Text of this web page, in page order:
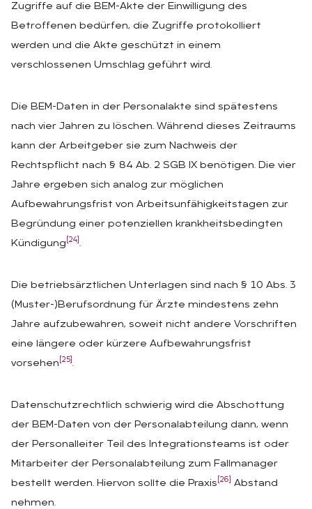
Zugriffe auf die BEM-Akte der Einwilligung des
Betroffenen bedürfen, die Zugriffe protokolliert
werden und die Akte geschützt in einem
verschlossenen Umschlag geführt wird.
Die BEM-Daten in der Personalakte sind spätestens
nach vier Jahren zu löschen. Während dieses Zeitraums
kann der Arbeitgeber sie zum Nachweis der
Rechtspflicht nach § 84 Ab. 2 SGB IX benötigen. Die vier
Jahre ergeben sich analog zur möglichen
Aufbewahrungsfrist von Arbeitsunfähigkeitstagen zur
Begründung einer potenziellen krankheitsbedingten
Kündigung [24] .
Die betriebsärztlichen Unterlagen sind nach § 10 Abs. 3
(Muster-)Berufsordnung für Ärzte mindestens zehn
Jahre aufzubewahren, soweit nicht andere Vorschriften
eine längere oder kürzere Aufbewahrungsfrist
vorsehen [25] .
Datenschutzrechtlich schwierig wird die Abschottung
der BEM-Daten von der Personalabteilung dann, wenn
der Personalleiter Teil des Integrationsteams ist oder
Mitarbeiter der Personalabteilung zum Fallmanager
bestellt werden. Hiervon sollte die Praxis [26]
Abstand
nehmen.